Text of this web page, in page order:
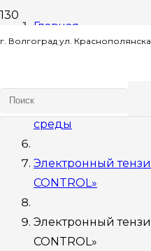
г. Волгоград ул.
д. 72 Л , этаж 2 офис 1
Главная
Оборудывание для
среды
Электронный
CONTROL»
Электронный
CONTROL»